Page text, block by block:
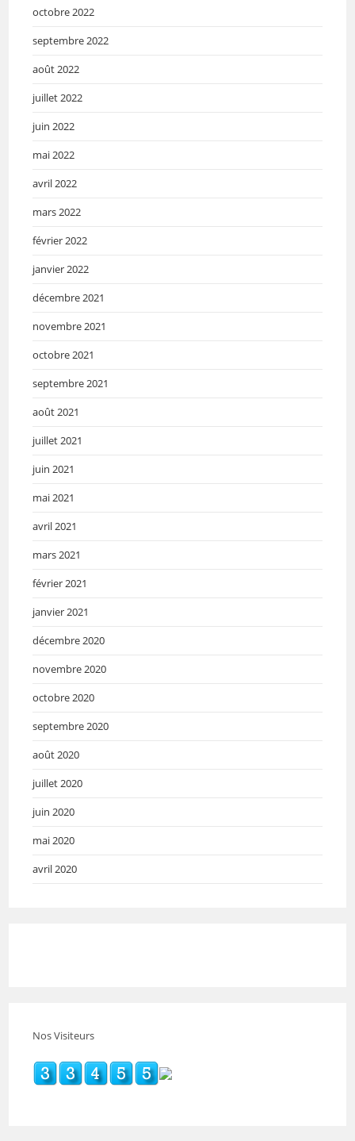
octobre 2022
septembre 2022
août 2022
juillet 2022
juin 2022
mai 2022
avril 2022
mars 2022
février 2022
janvier 2022
décembre 2021
novembre 2021
octobre 2021
septembre 2021
août 2021
juillet 2021
juin 2021
mai 2021
avril 2021
mars 2021
février 2021
janvier 2021
décembre 2020
novembre 2020
octobre 2020
septembre 2020
août 2020
juillet 2020
juin 2020
mai 2020
avril 2020
Nos Visiteurs